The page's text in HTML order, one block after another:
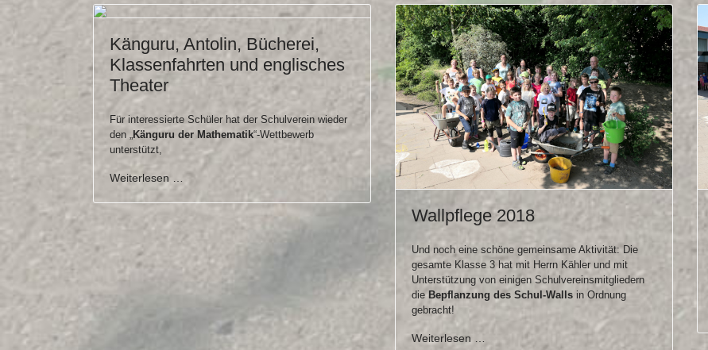
Känguru, Antolin, Bücherei,
Klassenfahrten und englisches
Theater
Für interessierte Schüler hat der Schulverein wieder
den „Känguru der Mathematik“-Wettbewerb
unterstützt,
Weiterlesen …
Wallpflege 2018
Und noch eine schöne gemeinsame Aktivität: Die
gesamte Klasse 3 hat mit Herrn Kähler und mit
Unterstützung von einigen Schulvereinsmitgliedern
dieBepflanzung des Schul-Walls in Ordnung
gebracht!
Weiterlesen …